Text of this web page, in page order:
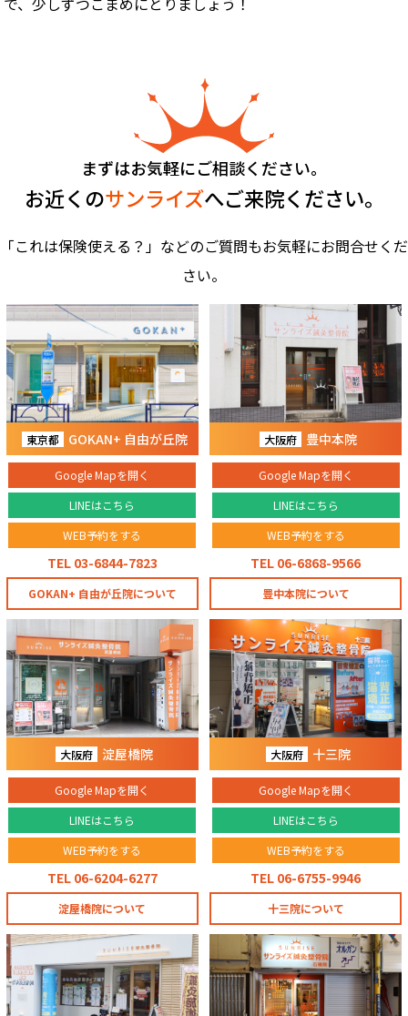
まずはお気軽にご相談ください。
お近くのサンライズへご来院ください。
「これは保険使える？」などのご質問もお気軽にお問合せくだ
さい。
東京都 GOKAN+ 自由が丘院
Google Mapを開く
LINEはこちら
WEB予約をする
TEL 03-6844-7823
GOKAN+ 自由が丘院について
大阪府 豊中本院
Google Mapを開く
LINEはこちら
WEB予約をする
TEL 06-6868-9566
豊中本院について
大阪府 淀屋橋院
Google Mapを開く
LINEはこちら
WEB予約をする
TEL 06-6204-6277
淀屋橋院について
大阪府 十三院
Google Mapを開く
LINEはこちら
WEB予約をする
TEL 06-6755-9946
十三院について